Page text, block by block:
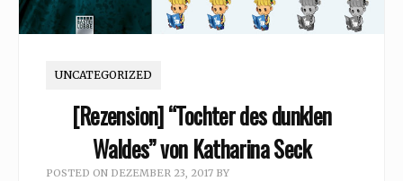
UNCATEGORIZED
[Rezension] “Tochter des dunklen
Waldes” von Katharina Seck
POSTED ON DEZEMBER 23, 2017 BY